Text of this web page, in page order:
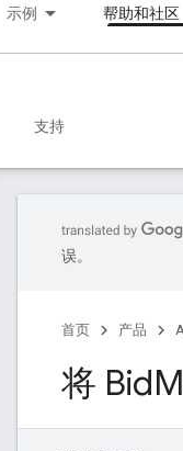
示例 帮助和社区
支持
误。
首页 产品
将 Bid